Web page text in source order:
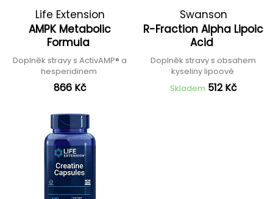
Life Extension
AMPK Metabolic
Formula
Doplněk stravy s ActivAMP® a
hesperidinem
866 Kč
Swanson
R-Fraction Alpha Lipoic
Acid
Doplněk stravy s obsahem
kyseliny lipoové
Skladem 512 Kč